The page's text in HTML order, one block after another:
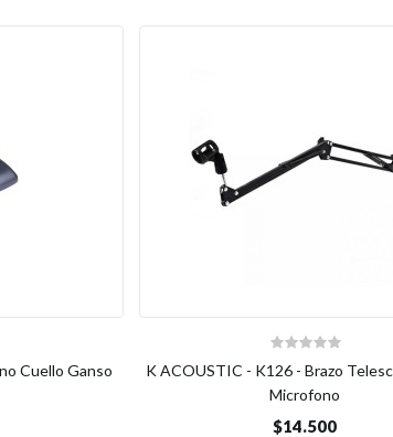
Cuello Ganso
K ACOUSTIC - K126 - Brazo
Microfono
$14.500